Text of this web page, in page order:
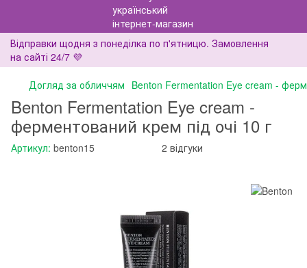
Відправки щодня з понеділка по п'ятницю. Замовлення
на сайті 24/7 💜
Догляд за обличчям Benton Fermentation Eye cream -
Benton Fermentation Eye cream -
ферментований крем під очі 10 г
Артикул: benton15 2 відгуки